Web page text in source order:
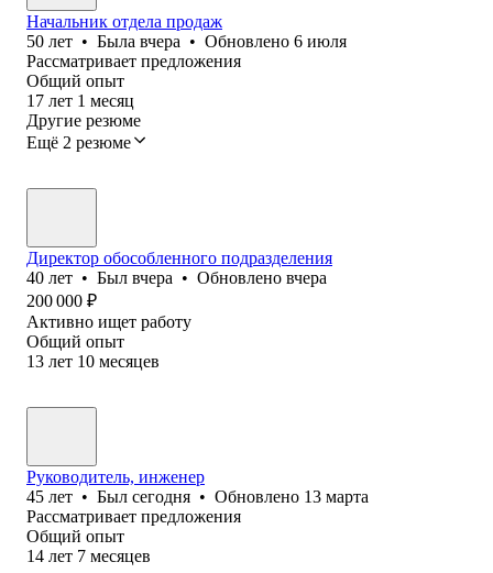
Начальник отдела продаж
50 лет • Была вчера • Обновлено 6 июля
Рассматривает предложения
Общий опыт
17 лет 1 месяц
Другие резюме
Ещё 2 резюме
Директор обособленного подразделения
40 лет • Был вчера • Обновлено вчера
200 000 ₽
Активно ищет работу
Общий опыт
13 лет 10 месяцев
Руководитель, инженер
45 лет • Был сегодня • Обновлено 13 марта
Рассматривает предложения
Общий опыт
14 лет 7 месяцев